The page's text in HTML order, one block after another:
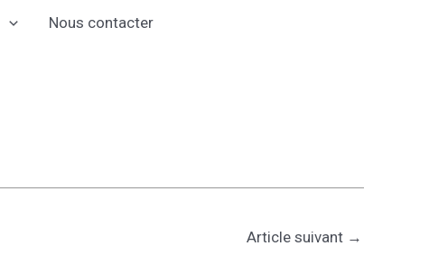
Nous contacter
Article suivant →